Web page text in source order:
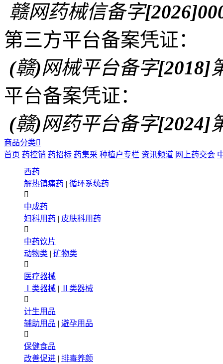
赣网药械信备字
第三方平台备案凭证：
(赣)网械平台备字[2018]
平台备案凭证：
(赣)网药平台备字[2024]
商品分类
首页 药控销 药招标 药集采 种植户专栏 资讯频道 网上药交会
西药
解热镇痛药 | 循环系统药

中成药
妇科用药 | 皮肤科用药

中药饮片
动物类 | 矿物类

医疗器械
Ⅰ类器械 |
Ⅱ类器械

计生用品
辅助用品 | 避孕用品

保健食品
改善促进 | 排毒养颜